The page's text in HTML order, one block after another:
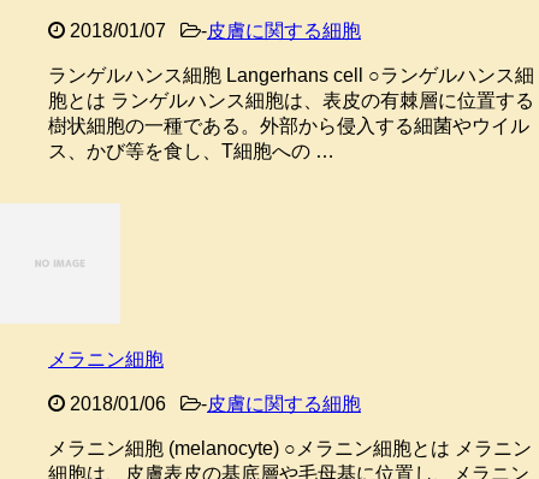
2018/01/07 -皮膚に関する細胞
ランゲルハンス細胞 Langerhans cell ○ランゲルハンス細
胞とは ランゲルハンス細胞は、表皮の有棘層に位置する
樹状細胞の一種である。外部から侵入する細菌やウイル
ス、かび等を食し、T細胞への …
メラニン細胞
2018/01/06 -皮膚に関する細胞
メラニン細胞 (melanocyte) ○メラニン細胞とは メラニン
細胞は、皮膚表皮の基底層や毛母基に位置し、メラニン